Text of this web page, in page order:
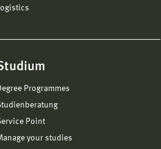
Logistics
Programmes
Point
your studies